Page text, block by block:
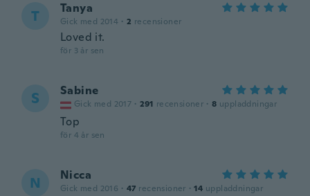
T Tanya
Gick med 2014 · 2 recensioner
Loved it.
för 3 år sen
S Sabine
Gick med 2017 · 291 recensioner · 8 uppladdningar
Top
för 4 år sen
N Nicca
Gick med 2016 · 47 recensioner · 14 uppladdningar